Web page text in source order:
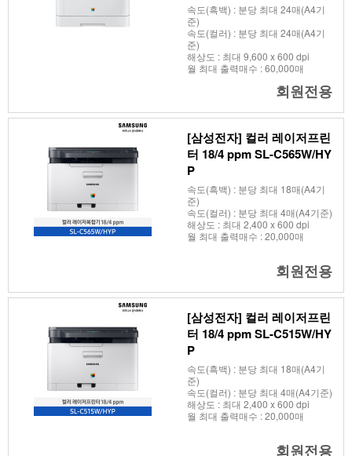
속도(흑백) : 분당 최대 24매(A4기
준)
속도(컬러) : 분당 최대 24매(A4기
준)
해상도 : 최대 9,600 x 600 dpi
월 최대 출력매수 : 60,000매
회원전용
[삼성전자] 컬러 레이저프린
터 18/4 ppm SL-C565W/HY
P
속도(흑백) : 분당 최대 18매(A4기
준)
속도(컬러) : 분당 최대 4매(A4기준)
해상도 : 최대 2,400 x 600 dpi
월 최대 출력매수 : 20,000매
회원전용
[삼성전자] 컬러 레이저프린
터 18/4 ppm SL-C515W/HY
P
속도(흑백) : 분당 최대 18매(A4기
준)
속도(컬러) : 분당 최대 4매(A4기준)
해상도 : 최대 2,400 x 600 dpi
월 최대 출력매수 : 20,000매
회원전용